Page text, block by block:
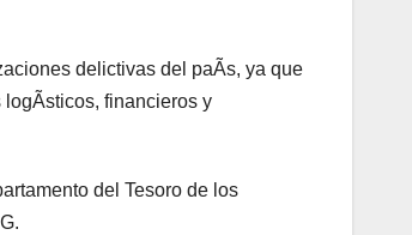
delictivas del paÃs, ya que
financieros y
del Tesoro de los